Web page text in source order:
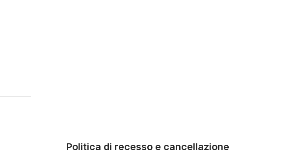
Politica di recesso e cancellazione